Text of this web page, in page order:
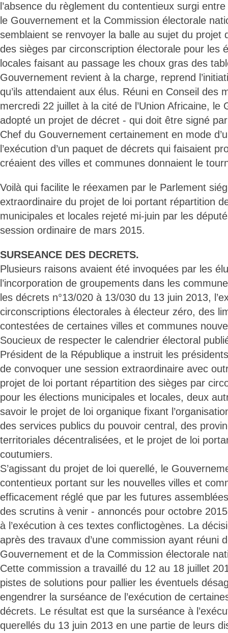
l’absence du règlement du contentieux surgi
le Gouvernement et la Commission électorale
semblaient se renvoyer la balle au sujet du projet
des sièges par circonscription électorale pour les
locales faisant au passage les choux gras des
Gouvernement revient à la charge, reprend
qu’ils attendaient aux élus. Réuni en Conseil des
mercredi 22 juillet à la cité de l’Union Africaine, le
adopté un projet de décret - qui doit être signé
Chef du Gouvernement certainement en mode
l’exécution d’un paquet de décrets qui faisaient
créaient des villes et communes donnaient le
Voilà qui facilite le réexamen par le Parlement
extraordinaire du projet de loi portant répartition
municipales et locales rejeté mi-juin par les
session ordinaire de mars 2015.
SURSEANCE DES DECRETS.
Plusieurs raisons avaient été invoquées par les
l’incorporation de groupements dans les
les décrets n°13/020 à 13/030 du 13 juin 2013,
circonscriptions électorales à électeur zéro, des
contestées de certaines villes et communes
Soucieux de respecter le calendrier électoral
Président de la République a instruit les
de convoquer une session extraordinaire avec
projet de loi portant répartition des sièges par
pour les élections municipales et locales, deux
savoir le projet de loi organique fixant
des services publics du pouvoir central, des
territoriales décentralisées, et le projet de loi
coutumiers.
S’agissant du projet de loi querellé, le
contentieux portant sur les nouvelles villes et
efficacement réglé que par les futures
des scrutins à venir - annoncés pour octobre
à l’exécution à ces textes conflictogènes. La
après des travaux d’une commission ayant réuni
Gouvernement et de la Commission électorale
Cette commission a travaillé du 12 au 18 juillet
pistes de solutions pour pallier les éventuels
engendrer la surséance de l’exécution de
décrets. Le résultat est que la surséance à
querellés du 13 juin 2013 en une partie de leurs